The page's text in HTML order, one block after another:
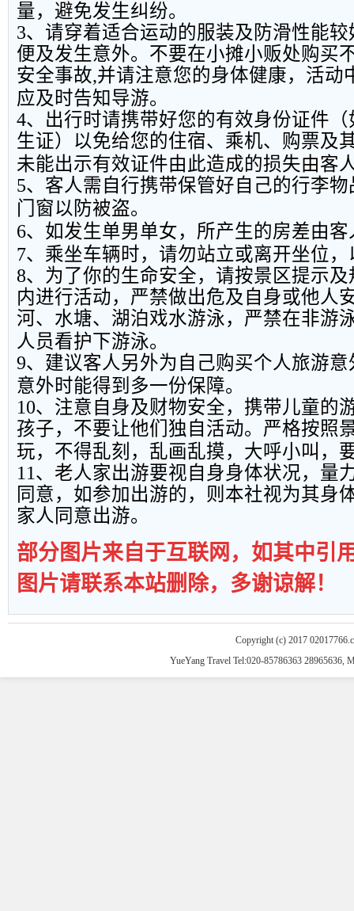
量，避免发生纠纷。
3、请穿着适合运动的服装及防滑性能
便及发生意外。不要在小摊小贩处购买
安全事故,并请注意您的身体健康，活动
应及时告知导游。
4、出行时请携带好您的有效身份证件
生证）以免给您的住宿、乘机、购票及
未能出示有效证件由此造成的损失由客
5、客人需自行携带保管好自己的行李
门窗以防被盗。
6、如发生单男单女，所产生的房差由客
7、乘坐车辆时，请勿站立或离开坐位
8、为了你的生命安全，请按景区提示
内进行活动，严禁做出危及自身或他人
河、水塘、湖泊戏水游泳，严禁在非游
人员看护下游泳。
9、建议客人另外为自己购买个人旅游
意外时能得到多一份保障。
10、注意自身及财物安全，携带儿童的
孩子，不要让他们独自活动。严格按照
玩，不得乱刻，乱画乱摸，大呼小叫，
11、老人家出游要视自身身体状况，量
同意，如参加出游的，则本社视为其身
家人同意出游。
部分图片来自于互联网，如其中引
图片请联系本站删除，多谢谅解！
Copyright (c) 2017
YueYang Travel Tel:020-85786363 28965636,